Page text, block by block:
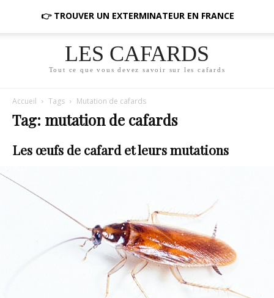
👉 TROUVER UN EXTERMINATEUR EN FRANCE
LES CAFARDS
Tout ce que vous devez savoir sur les cafards
Accueil Tags Mutation de cafards
Tag: mutation de cafards
Les œufs de cafard et leurs mutations